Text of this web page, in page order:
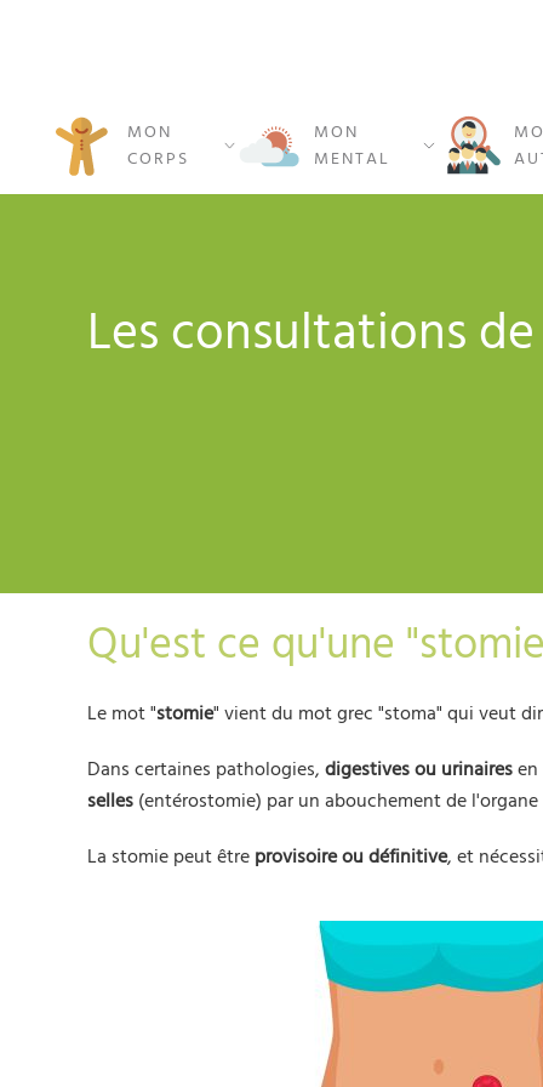
MON
CORPS
MON
MENTAL
Les consultations
Qu'est ce qu'une
Le mot "stomie" vient du mot grec "stoma" qui veut
Dans certaines pathologies, digestives ou urinaires
selles (entérostomie) par un abouchement de
La stomie peut être provisoire ou définitive, et